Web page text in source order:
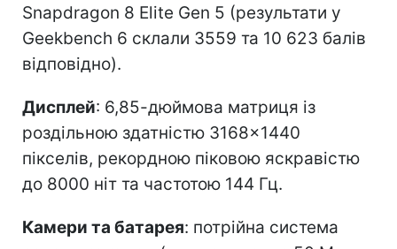
Snapdragon 8 Elite Gen 5 (результати у
Geekbench 6 склали 3559 та 10 623 балів
відповідно).
Дисплей: 6,85-дюймова матриця із
роздільною здатністю 3168×1440
пікселів, рекордною піковою яскравістю
до 8000 ніт та частотою 144 Гц.
Камери та батарея: потрійна система